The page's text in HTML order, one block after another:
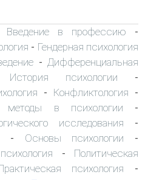
Введение в профессию -
- Гендерная психология
- Дифференциальная
История психологии -
- Конфликтология -
методы в психологии -
исследования -
- Основы психологии -
- Политическая
психология -